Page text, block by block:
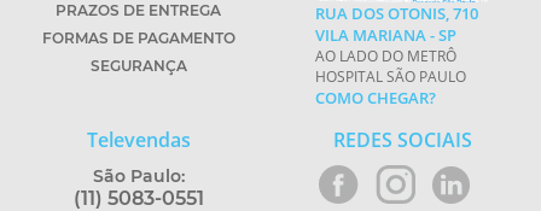
PRAZOS DE ENTREGA
FORMAS DE PAGAMENTO
SEGURANÇA
RUA DOS OTONIS, 710
VILA MARIANA - SP
AO LADO DO METRÔ
HOSPITAL SÃO PAULO
COMO CHEGAR?
Televendas
São Paulo:
(11) 5083-0551
REDES SOCIAIS